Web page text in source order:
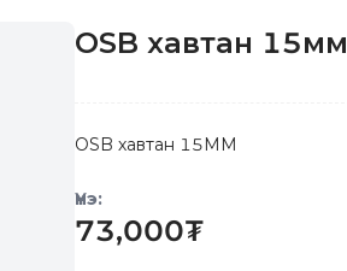
OSB хавтан 15мм
OSB хавтан 15ММ
Үнэ:
73,000₮